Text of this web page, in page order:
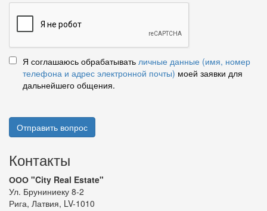
Я соглашаюсь обрабатывать личные данные (имя, номер
телефона и адрес электронной почты) моей заявки для
дальнейшего общения.
Отправить вопрос
Контакты
ООО "City Real Estate"
Ул. Бруниниеку 8-2
Рига, Латвия, LV-1010